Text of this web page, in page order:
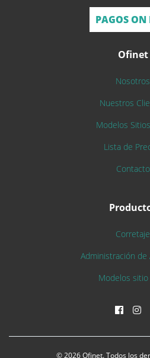
PAGOS ON
Ofinet
Nosotros
Nuestros
Modelos
Lista de
Contacto
Corretaje
Administración de
Modelos sitio
© 2026 Ofinet. Todos los